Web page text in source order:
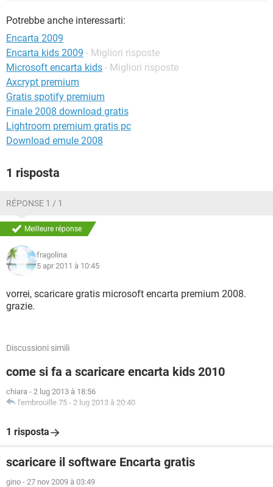
HARDWARE
Potrebbe anche interessarti:
Encarta 2009
Encarta kids 2009 - Migliori risposte
Microsoft encarta kids - Migliori risposte
Axcrypt premium
Gratis spotify premium
Finale 2008 download gratis
Lightroom premium gratis pc
Download emule 2008
1 risposta
RÉPONSE 1 / 1
Meilleure réponse
fragolina
5 apr 2011 à 10:45
vorrei, scaricare gratis microsoft encarta premium 2008.
grazie.
Discussioni simili
come si fa a scaricare encarta kids 2010
chiara - 2 lug 2013 à 18:56
l'embrouille 75 - 2 lug 2013 à 20:40
1 risposta
scaricare il software Encarta gratis
gino - 27 nov 2009 à 03:49